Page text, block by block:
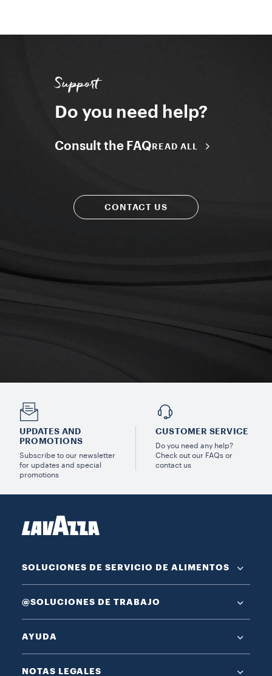
Support
Do you need help?
Consult the FAQ READ ALL
CONTACT US
UPDATES AND
PROMOTIONS
Subscribe to our newsletter
for updates and special
promotions
CUSTOMER SERVICE
Do you need any help?
Check out our FAQs or
contact us
SOLUCIONES DE SERVICIO DE ALIMENTOS
@SOLUCIONES DE TRABAJO
AYUDA
NOTAS LEGALES